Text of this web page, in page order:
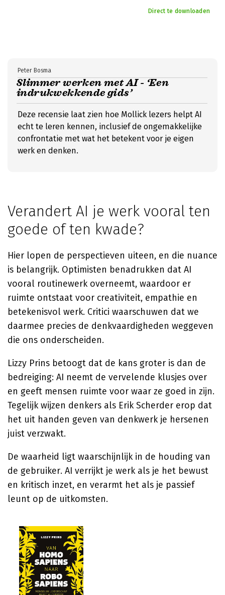
Direct te downloaden
Slimmer werken met AI - ‘Een
indrukwekkende gids’
Peter Bosma
Deze recensie laat zien hoe Mollick lezers helpt AI
echt te leren kennen, inclusief de ongemakkelijke
confrontatie met wat het betekent voor je eigen
werk en denken.
Verandert AI je werk vooral ten
goede of ten kwade?
Hier lopen de perspectieven uiteen, en die nuance
is belangrijk. Optimisten benadrukken dat AI
vooral routinewerk overneemt, waardoor er
ruimte ontstaat voor creativiteit, empathie en
betekenisvol werk. Critici waarschuwen dat we
daarmee precies de denkvaardigheden weggeven
die ons onderscheiden.
Lizzy Prins betoogt dat de kans groter is dan de
bedreiging: AI neemt de vervelende klusjes over
en geeft mensen ruimte voor waar ze goed in zijn.
Tegelijk wijzen denkers als Erik Scherder erop dat
het uit handen geven van denkwerk je hersenen
juist verzwakt.
De waarheid ligt waarschijnlijk in de houding van
de gebruiker. AI verrijkt je werk als je het bewust
en kritisch inzet, en verarmt het als je passief
leunt op de uitkomsten.